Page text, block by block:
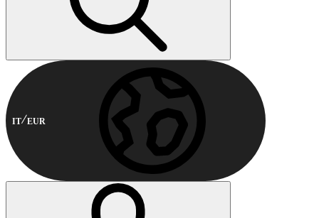
IT EUR